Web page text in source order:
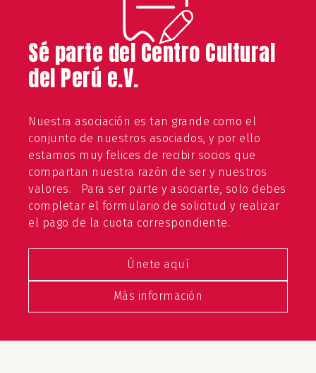
Sé parte del Centro Cultural
del Perú e.V.
Nuestra asociación es tan grande como el
conjunto de nuestros asociados, y por ello
estamos muy felices de recibir socios que
compartan nuestra razón de ser y nuestros
valores. Para ser parte y asociarte, solo debes
completar el formulario de solicitud y realizar
el pago de la cuota correspondiente.
Únete aquí
Más información